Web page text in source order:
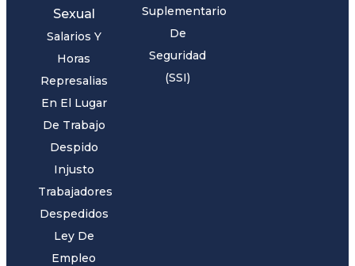
Sexual
Salarios Y
Horas
Represalias
En El Lugar
De Trabajo
Despido
Injusto
Trabajadores
Despedidos
Ley De
Empleo
Suplementario
De
Seguridad
(SSI)